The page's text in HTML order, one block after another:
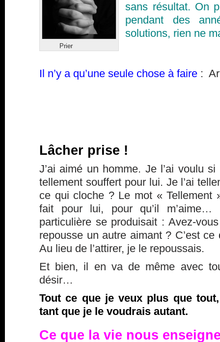
Prier
sans résultat. On
pendant des
solutions, rien ne
Il n’y a qu’une seule chose à faire :
Lâcher prise !
J’ai aimé un homme. Je l’ai voulu
tellement souffert pour lui. Je l’ai
ce qui cloche ? Le mot « Tellement
fait pour lui, pour qu’il m’aime…
particulière se produisait : Avez-
repousse un autre aimant ? C’est
Au lieu de l’attirer, je le repoussais.
Et bien, il en va de même avec
désir…
Tout ce que je veux plus que
tant que je le voudrais autant.
Ce que la vie nous